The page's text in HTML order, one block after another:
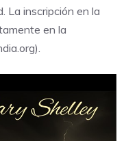
La inscripción en la
en la